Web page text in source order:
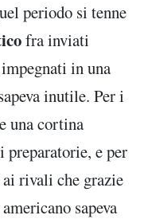
periodo si tenne
fra inviati
in una
inutile. Per i
una cortina
preparatorie, e per
rivali che grazie
sapeva